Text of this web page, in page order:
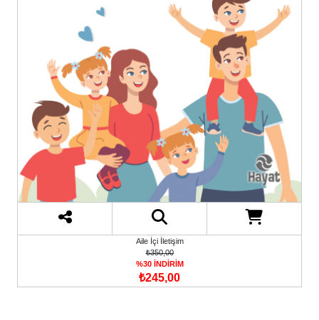
Aile İçi İletişim
₺350,00
%30 İNDİRİM
₺245,00